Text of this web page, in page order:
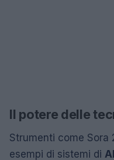
Il potere delle
Strumenti come Sora
esempi di sistemi di